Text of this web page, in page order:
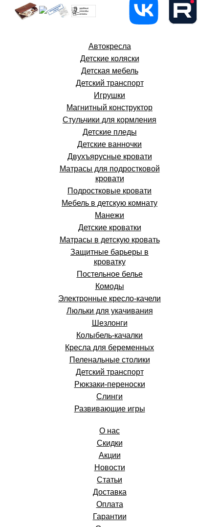
Автокресла
Детские коляски
Детская мебель
Детский транспорт
Игрушки
Магнитный конструктор
Стульчики для кормления
Детские пледы
Детские ванночки
Двухъярусные кровати
Матрасы для подростковой
кровати
Подростковые кровати
Мебель в детскую комнату
Манежи
Детские кроватки
Матрасы в детскую кровать
Защитные барьеры в
кроватку
Постельное белье
Комоды
Электронные кресло-качели
Люльки для укачивания
Шезлонги
Колыбель-качалки
Кресла для беременных
Пеленальные столики
Детский транспорт
Рюкзаки-переноски
Слинги
Развивающие игры
О нас
Скидки
Акции
Новости
Статьи
Доставка
Оплата
Гарантии